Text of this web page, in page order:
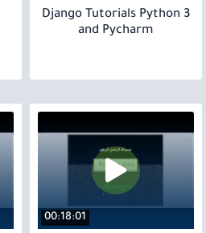
3 Django Tutorials Python
and Pycharm
00:18:01